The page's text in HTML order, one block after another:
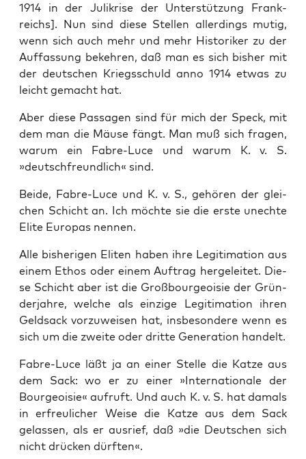
1914 in der Julikri­se der Unter­stüt­zung Frank­
reichs]. Nun sind die­se Stel­len aller­dings mutig,
wenn sich auch mehr und mehr His­to­ri­ker zu der
Auf­fas­sung bekeh­ren, daß man es sich bis­her mit
der deut­schen Kriegs­schuld anno 1914 etwas zu
leicht gemacht hat.
Aber die­se Pas­sa­gen sind für mich der Speck, mit
dem man die Mäu­se fängt. Man muß sich fra­gen,
war­um ein Fab­re-Luce und war­um K. v. S.
»deutsch­freund­lich« sind.
Bei­de, Fab­re-Luce und K. v. S., gehö­ren der glei­
chen Schicht an. Ich möch­te sie die ers­te unech­te
Eli­te Euro­pas nennen.
Alle bis­he­ri­gen Eli­ten haben ihre Legi­ti­ma­ti­on aus
einem Ethos oder einem Auf­trag her­ge­lei­tet. Die­
se Schicht aber ist die Groß­bour­geoi­sie der Grün­
der­jah­re, wel­che als ein­zi­ge Legi­ti­ma­ti­on ihren
Geld­sack vor­zu­wei­sen hat, ins­be­son­de­re wenn es
sich um die zwei­te oder drit­te Gene­ra­ti­on handelt.
Fab­re-Luce läßt ja an einer Stel­le die Kat­ze aus
dem Sack: wo er zu einer »Inter­na­tio­na­le der
Bour­geoi­sie« auf­ruft. Und auch K. v. S. hat damals
in erfreu­li­cher Wei­se die Kat­ze aus dem Sack
gelas­sen, als er aus­rief, daß »die Deut­schen sich
nicht drü­cken dürften«.